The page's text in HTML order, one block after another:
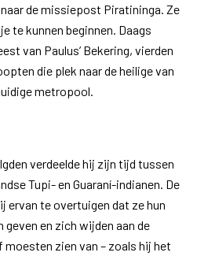
de missiepost Piratininga. Ze
te kunnen beginnen. Daags
van Paulus’ Bekering, vierden
die plek naar de heilige van
metropool.
verdeelde hij zijn tijd tussen
Tupi- en Guaraní-indianen. De
ervan te overtuigen dat ze hun
en zich wijden aan de
zien van – zoals hij het